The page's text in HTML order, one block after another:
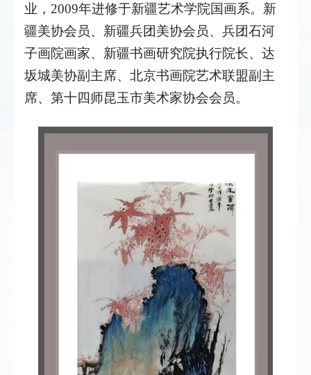
业，2009年进修于新疆艺术学院国画系。新
疆美协会员、 新疆兵团美协会员、 兵团石河
子画院画家、 新疆书画研究院执行院长、 达
坂城美协副主席、 北京书画院艺术联盟副主
席、第十四师昆玉市美术家协会会员。